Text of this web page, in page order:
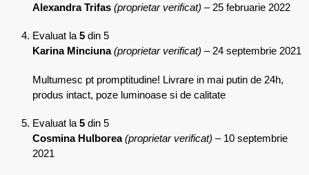
Alexandra Trifas (proprietar verificat) – 25 februarie 2022
Evaluat la5 din 5
Karina Minciuna(proprietar verificat) – 24 septembrie 2021
Multumesc pt promptitudine! Livrare in mai putin de 24h,
produs intact, poze luminoase si de calitate
Evaluat la 5 din 5
Cosmina Hulborea(proprietar verificat) – 10 septembrie
2021